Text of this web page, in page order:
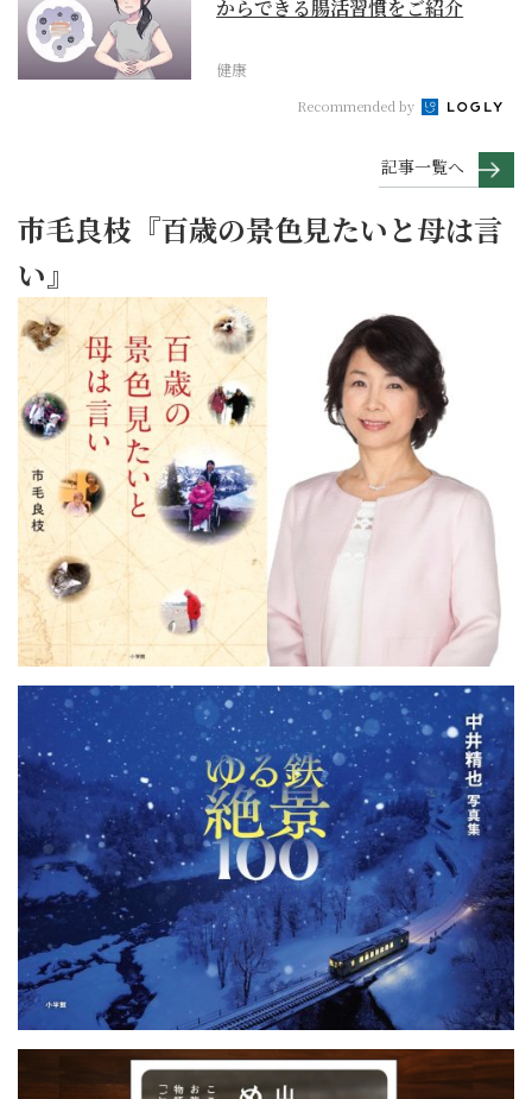
からできる腸活習慣をご紹介
健康
Recommended by
記事一覧へ
市毛良枝『百歳の景色見たいと母は言
い』